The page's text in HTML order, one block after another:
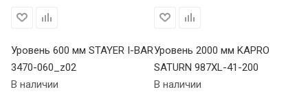
Уровень 600 мм STAYER I-BAR
3470-060_z02
В наличии
Уровень 2000 мм KAPRO
SATURN 987XL-41-200
В наличии